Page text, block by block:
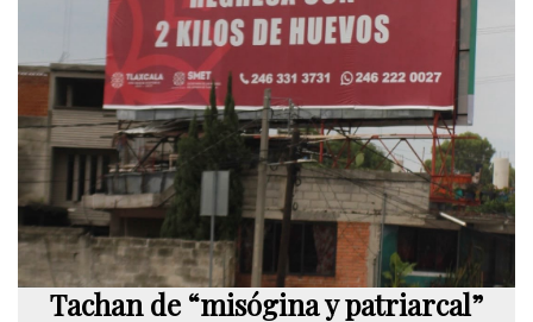
Tachan de “misógina y patriarcal”